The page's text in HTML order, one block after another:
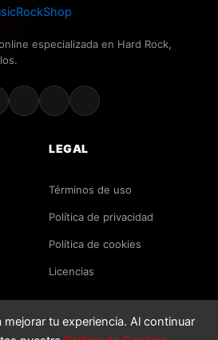
especializada en Hard Rock,
LEGAL
Términos de uso
Política de privacidad
Política de cookies
Licencias
Todos los derechos reservados.
tu experiencia. Al continuar